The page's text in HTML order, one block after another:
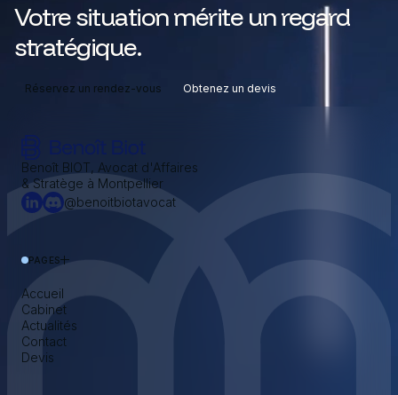
Votre situation mérite un regard
stratégique.
Réservez un rendez-vous Obtenez un devis
Benoît BIOT, Avocat d'Affaires
& Stratège à Montpellier
@benoitbiotavocat
PAGES
Accueil
Cabinet
Actualités
Contact
Devis